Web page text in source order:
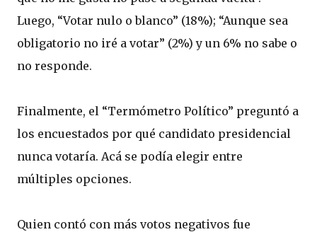
Luego, “Votar nulo o blanco” (18%); “Aunque sea
obligatorio no iré a votar” (2%) y un 6% no sabe o
no responde.
Finalmente, el “Termómetro Político” preguntó a
los encuestados por qué candidato presidencial
nunca votaría. Acá se podía elegir entre
múltiples opciones.
Quien contó con más votos negativos fue